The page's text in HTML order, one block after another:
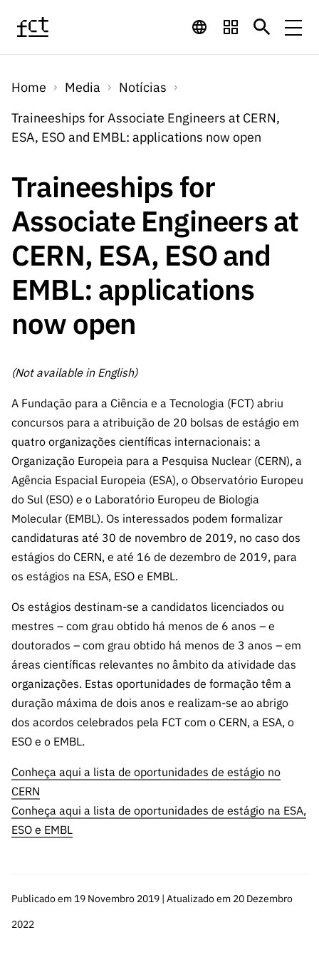
Financiamento
Programas de
Financiamento
Internacional
Prémios
LINKS
RÁPIDOS
Emprego
Científico
Projetos
I&D
Apoios
Concursos
Concursos Previstos
Concursos Fechados
Calendário de
Concursos FCT 2026
Bolsas
Emprego
Científico
Projetos
I&D
Prémios
Outros
Apoios
Serviços
ServiçosServiços digitais:
Tecnologia para o
Conhecimento
Arquivo, Documentação
estatísticos para fins
científicos – Protocolo
INE/DGEEC/FCT
Balcão da Ciência
Media
MediaNotícias
Notas de Imprensa
Newsletter
Agenda
Publicações
RÁPIDOS
Newsletter
Subscrever
Direct Mail
de
Concursos
FCT
90 Segundos
de Ciência
Subscrever
Direct Mail
Concursos
Comunicado
s
Sobre
SobreA FCT
Estratégico
Documentos de Gestão
Apoios Comunitários
Contactos
Acreditaç
ão,
Certificaç
ão e
Benefícios
Fiscais
Recrutam
ento,
Aquisição
Parcerias
Consultas
públicas
Manifesta
ções de
Interesse
FCCN,
FCT
Canais de
Denúncia
“Ciência +
Home Media
Notícias
Traineeships for Associate Engineers at CERN,
ESA, ESO and EMBL: applications now open
Traineeships for
Associate Engineers at
CERN, ESA, ESO and
EMBL: applications
now open
(Not available in English)
A Fundação para a Ciência e a Tecnologia (FCT) abriu
concursos para a atribuição de 20 bolsas de estágio em
quatro organizações científicas internacionais: a
Organização Europeia para a Pesquisa Nuclear (CERN), a
Agência Espacial Europeia (ESA), o Observatório Europeu
do Sul (ESO) e o Laboratório Europeu de Biologia
Molecular (EMBL). Os interessados podem formalizar
candidaturas até 30 de novembro de 2019, no caso dos
estágios do CERN, e até 16 de dezembro de 2019, para
os estágios na ESA, ESO e EMBL.
Os estágios destinam-se a candidatos licenciados ou
mestres – com grau obtido há menos de 6 anos – e
doutorados – com grau obtido há menos de 3 anos – em
áreas científicas relevantes no âmbito da atividade das
organizações. Estas oportunidades de formação têm a
duração máxima de dois anos e realizam-se ao abrigo
dos acordos celebrados pela FCT com o CERN, a ESA, o
ESO e o EMBL.
Conheça aqui a lista de oportunidades de estágio no
CERN
Conheça aqui a lista de oportunidades de estágio na ESA,
ESO e EMBL
Publicado em 19 Novembro 2019 | Atualizado em 20 Dezembro
2022